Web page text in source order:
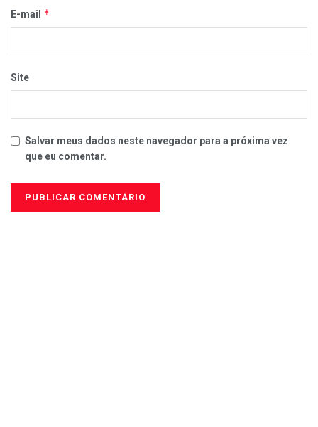
E-mail *
Site
Salvar meus dados neste navegador para a próxima vez
que eu comentar.